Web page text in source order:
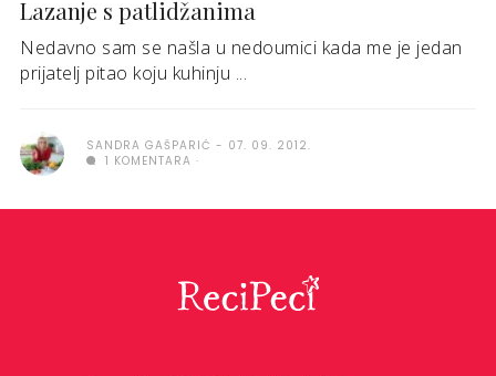
Lazanje s patlidžanima
Nedavno sam se našla u nedoumici kada me je jedan
prijatelj pitao koju kuhinju ...
SANDRA GAŠPARIĆ
07. 09. 2012.
1 KOMENTARA